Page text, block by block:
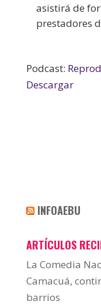
asistirá de
prestadores
Podcast:
Descargar
INFOAEBU
ARTÍCULOS
La Comedia
Camacuá,
barrios